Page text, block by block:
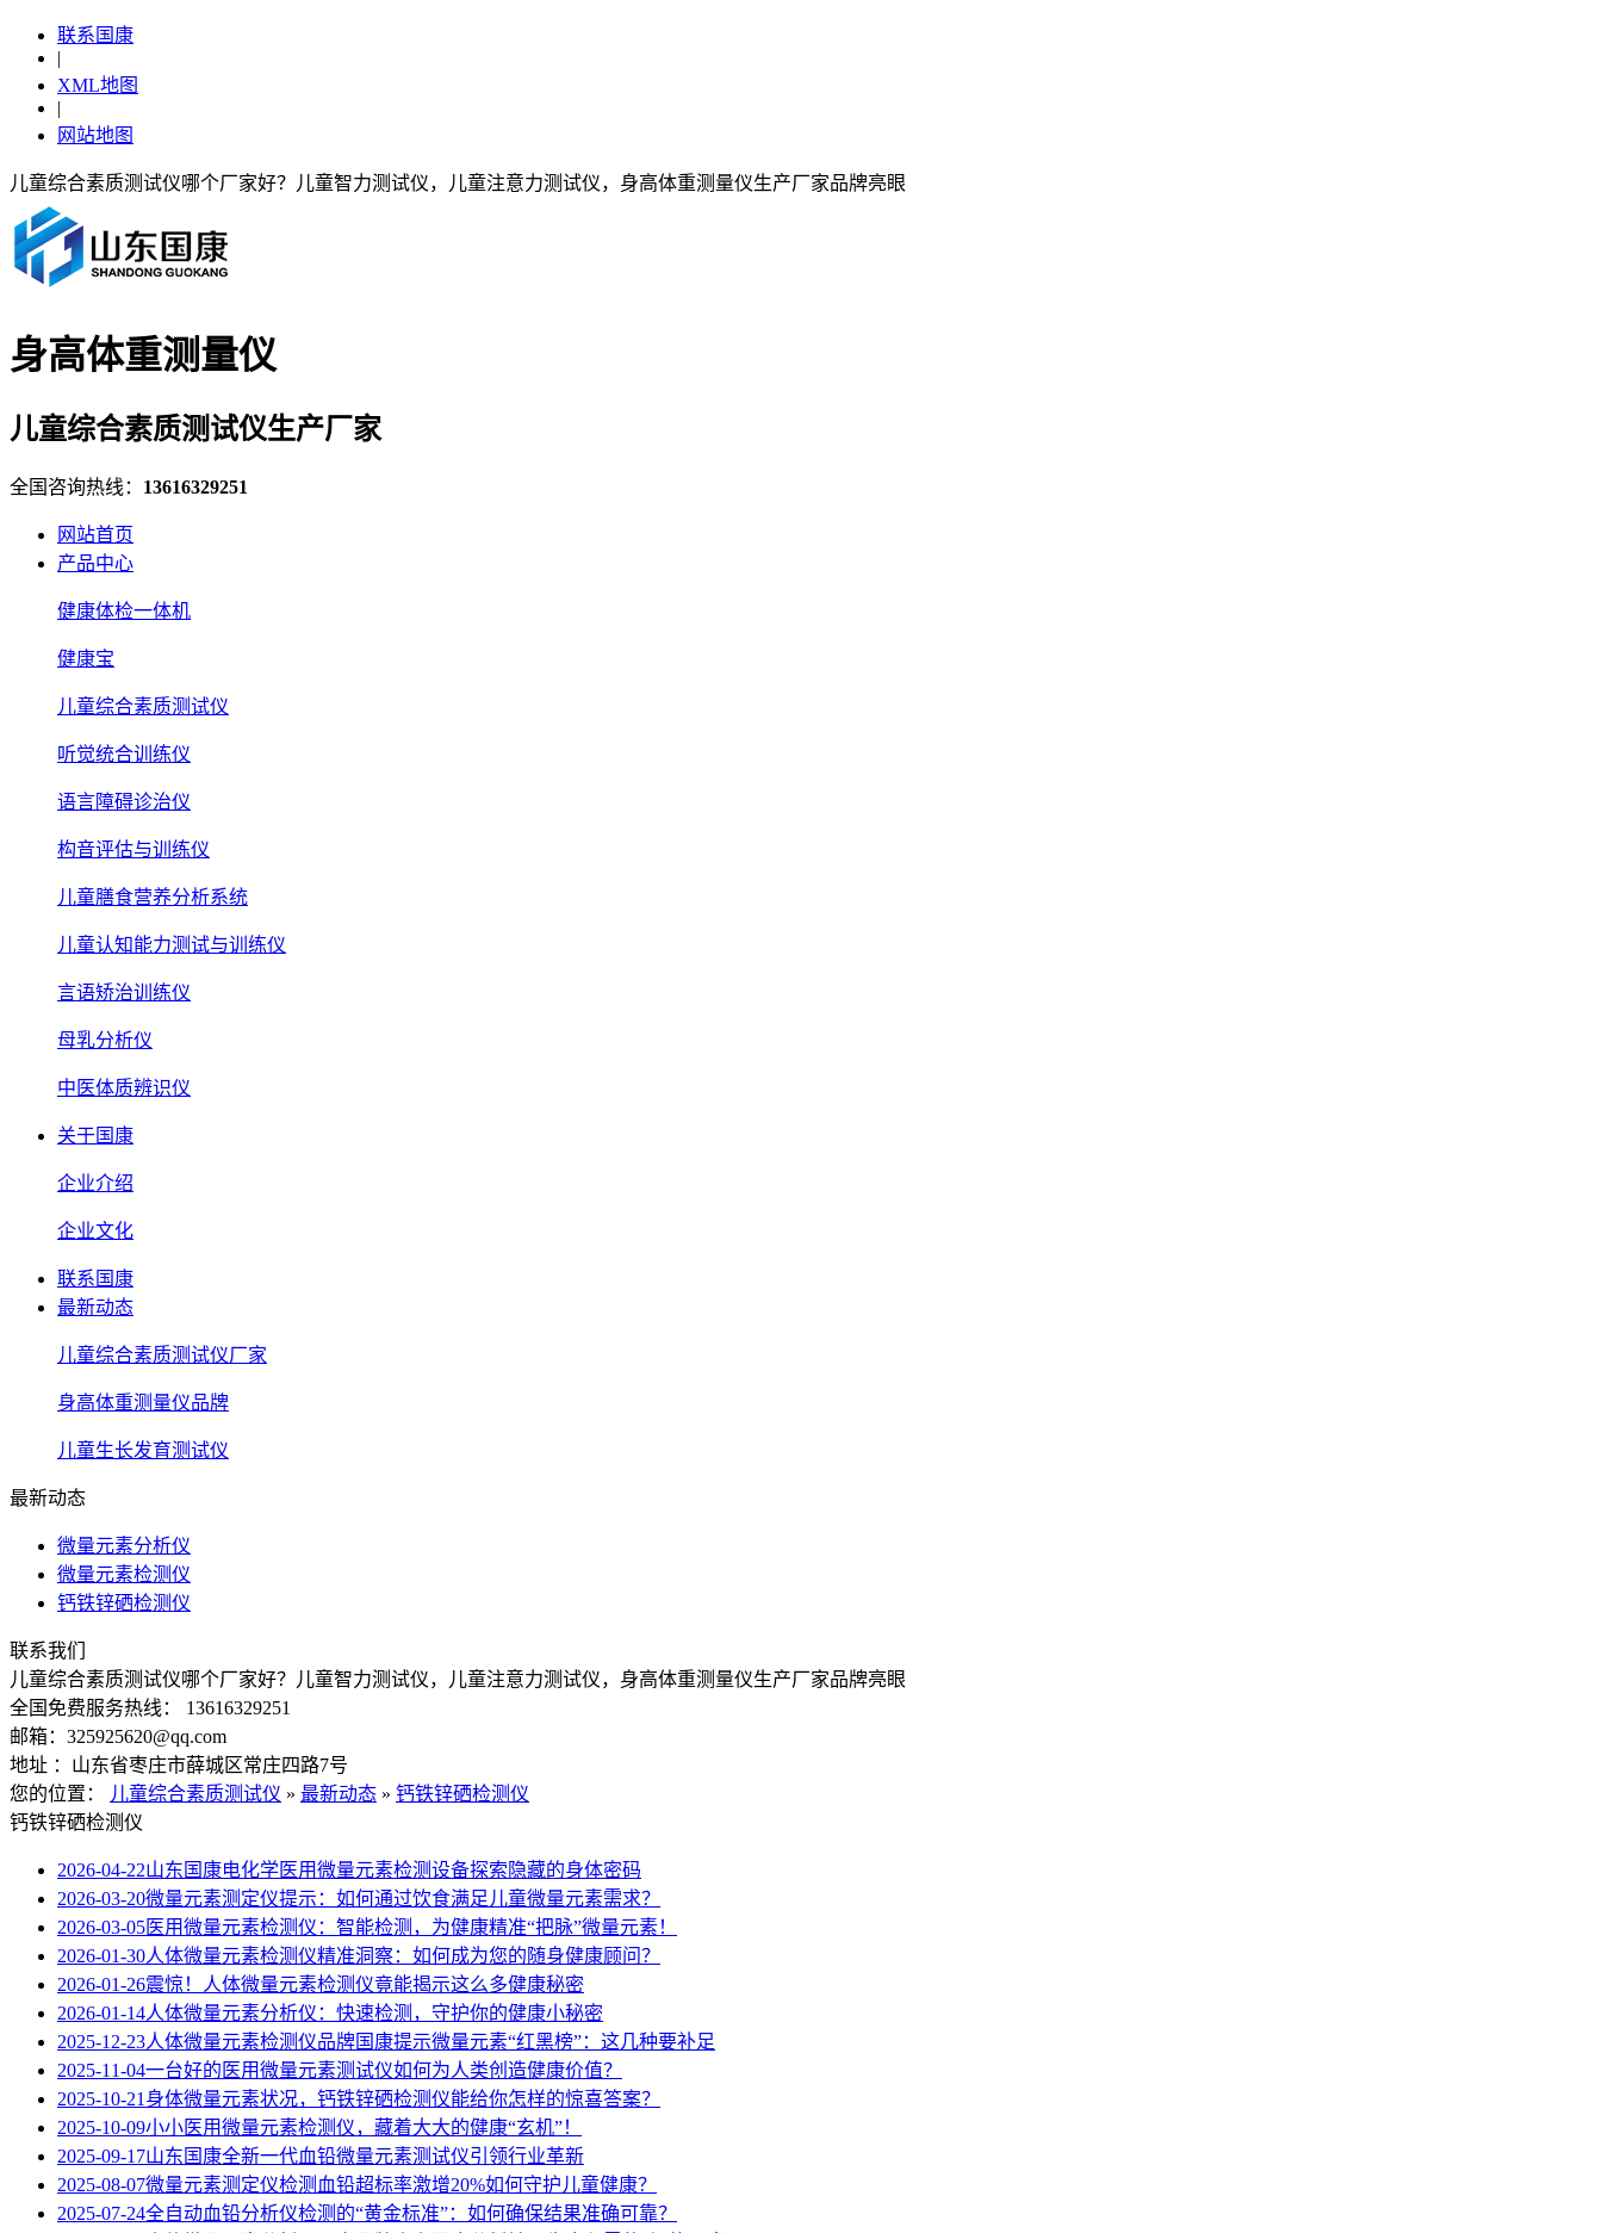
联系国康
|
XML地图
|
网站地图
儿童综合素质测试仪哪个厂家好？儿童智力测试仪，儿童注意力测试仪，身高体重测量仪生产厂家品牌亮眼
身高体重测量仪
儿童综合素质测试仪生产厂家
全国咨询热线： 13616329251
网站首页
产品中心
健康体检一体机
健康宝
儿童综合素质测试仪
听觉统合训练仪
语言障碍诊治仪
构音评估与训练仪
儿童膳食营养分析系统
儿童认知能力测试与训练仪
言语矫治训练仪
母乳分析仪
中医体质辨识仪
关于国康
企业介绍
企业文化
联系国康
最新动态
儿童综合素质测试仪厂家
身高体重测量仪品牌
儿童生长发育测试仪
最新动态
微量元素分析仪
微量元素检测仪
钙铁锌硒检测仪
联系我们
儿童综合素质测试仪哪个厂家好？儿童智力测试仪，儿童注意力测试仪，身高体重测量仪生产厂家品牌亮眼
全国免费服务热线： 13616329251
邮箱：325925620@qq.com
地址 ：山东省枣庄市薛城区常庄四路7号
您的位置：
儿童综合素质测试仪 » 最新动态 » 钙铁锌硒检测仪
钙铁锌硒检测仪
2026-04-22山东国康电化学医用微量元素检测设备探索隐藏的身体密码
2026-03-20微量元素测定仪提示：如何通过饮食满足儿童微量元素需求？
2026-03-05医用微量元素检测仪：智能检测，为健康精准“把脉”微量元素！
2026-01-30人体微量元素检测仪精准洞察：如何成为您的随身健康顾问？
2026-01-26震惊！人体微量元素检测仪竟能揭示这么多健康秘密
2026-01-14人体微量元素分析仪：快速检测，守护你的健康小秘密
2025-12-23人体微量元素检测仪品牌国康提示微量元素“红黑榜”：这几种要补足
2025-11-04一台好的医用微量元素测试仪如何为人类创造健康价值？
2025-10-21 身体微量元素状况，钙铁锌硒检测仪能给你怎样的惊喜答案？
2025-10-09小小医用微量元素检测仪，藏着大大的健康“玄机”！
2025-09-17山东国康全新一代血铅微量元素测试仪引领行业革新
2025-08-07微量元素测定仪检测血铅超标率激增20%如何守护儿童健康？
2025-07-24全自动血铅分析仪检测的“黄金标准”：如何确保结果准确可靠？